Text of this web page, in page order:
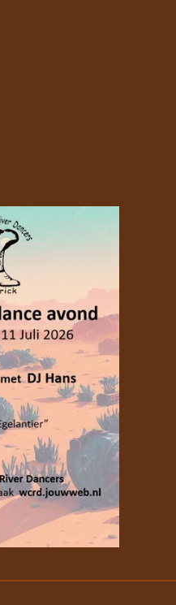
2026